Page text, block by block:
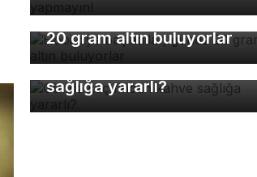
Hobi diye başladılar, günde
20 gram altın buluyorlar
Günde kaç fincan kahve
sağlığa yararlı?